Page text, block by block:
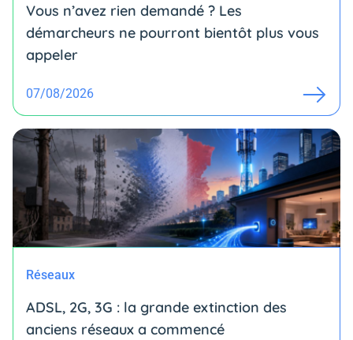
Vous n’avez rien demandé ? Les
démarcheurs ne pourront bientôt plus vous
appeler
07/08/2026
Réseaux
ADSL, 2G, 3G : la grande extinction des
anciens réseaux a commencé